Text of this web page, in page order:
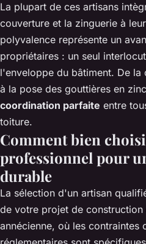
La plupart de ces artisans
couverture et la zinguerie à
polyvalence représente un
propriétaires : un seul
l'enveloppe du bâtiment. De
à la pose des gouttières en
coordination parfaite entre
toiture.
Comment bien
professionnel pour
durable
La sélection d'un artisan
de votre projet de
annécienne, où les contraintes